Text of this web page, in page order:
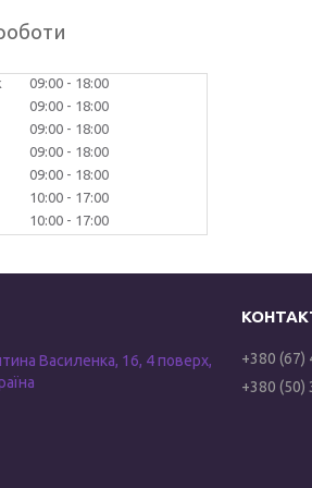
09:00
18:00
09:00
18:00
09:00
18:00
09:00
18:00
09:00
18:00
10:00
17:00
10:00 17:00
Василенка, 16, 4 поверх,
+380 (67)
+380 (50)